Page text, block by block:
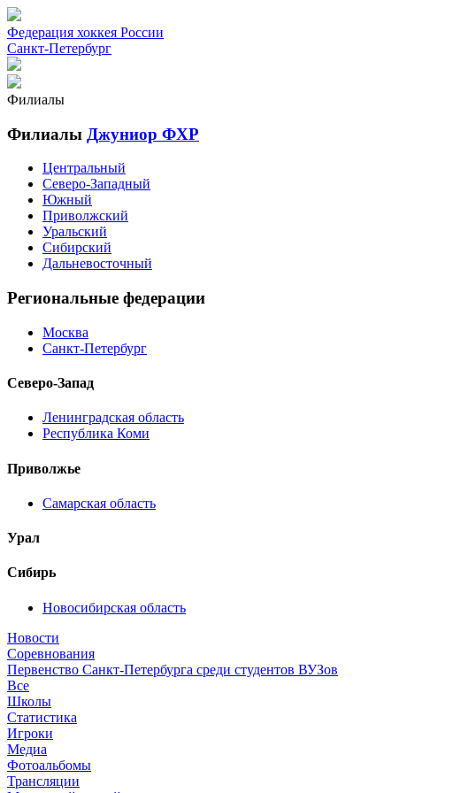
Федерация хоккея России
Санкт-Петербург
Филиалы
Филиалы Джуниор ФХР
Центральный
Северо-Западный
Южный
Приволжский
Уральский
Сибирский
Дальневосточный
Региональные федерации
Москва
Санкт-Петербург
Северо-Запад
Ленинградская область
Республика Коми
Приволжье
Самарская область
Урал
Сибирь
Новосибирская область
Новости
Соревнования
Первенство Санкт-Петербурга среди студентов ВУЗов
Все
Школы
Статистика
Игроки
Медиа
Фотоальбомы
Трансляции